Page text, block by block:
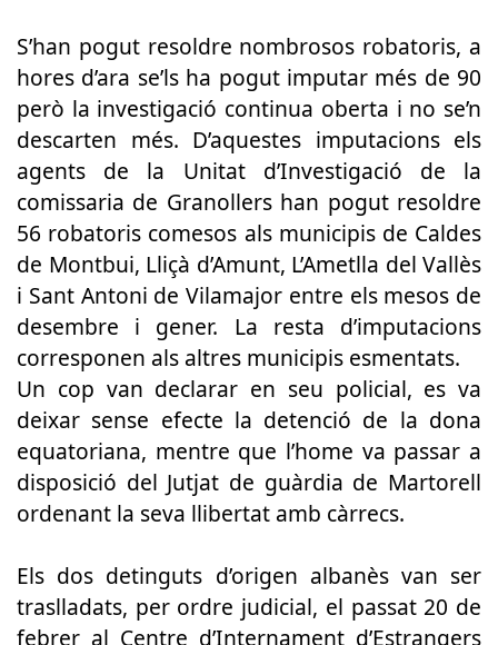
S’han pogut resoldre nombrosos robatoris, a
hores d’ara se’ls ha pogut imputar més de 90
però la investigació continua oberta i no se’n
descarten més. D’aquestes imputacions els
agents de la Unitat d’Investigació de la
comissaria de Granollers han pogut resoldre
56 robatoris comesos als municipis de Caldes
de Montbui, Lliçà d’Amunt, L’Ametlla del Vallès
i Sant Antoni de Vilamajor entre els mesos de
desembre i gener. La resta d’imputacions
corresponen als altres municipis esmentats.
Un cop van declarar en seu policial, es va
deixar sense efecte la detenció de la dona
equatoriana, mentre que l’home va passar a
disposició del Jutjat de guàrdia de Martorell
ordenant la seva llibertat amb càrrecs.
Els dos detinguts d’origen albanès van ser
traslladats, per ordre judicial, el passat 20 de
febrer al Centre d’Internament d’Estrangers